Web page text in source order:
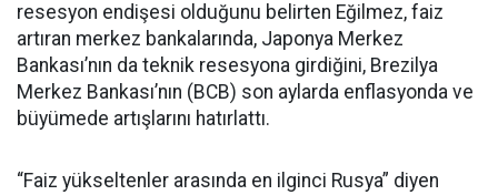
resesyon endişesi olduğunu belirten Eğilmez, faiz
artıran merkez bankalarında, Japonya Merkez
Bankası’nın da teknik resesyona girdiğini, Brezilya
Merkez Bankası’nın (BCB) son aylarda enflasyonda ve
büyümede artışlarını hatırlattı.
“Faiz yükseltenler arasında en ilginci Rusya” diyen